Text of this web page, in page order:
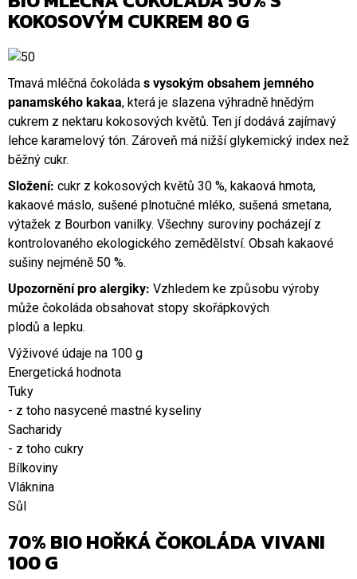
KOKOSOVÝM CUKREM 80 G
Tmavá mléčná čokoláda s vysokým obsahem jemného
panamského kakaa, která je slazena výhradně hnědým
cukrem z nektaru kokosových květů. Ten jí dodává zajímavý
lehce karamelový tón. Zároveň má nižší glykemický index než
běžný cukr.
Složení: cukr z kokosových květů 30 %, kakaová hmota,
kakaové máslo, sušené plnotučné mléko, sušená smetana,
výtažek z Bourbon vanilky. Všechny suroviny pocházejí z
kontrolovaného ekologického zemědělství. Obsah kakaové
sušiny nejméně 50 %.
Upozornění pro alergiky: Vzhledem ke způsobu výroby
může čokoláda obsahovat stopy skořápkových
plodů a lepku.
Výživové údaje na 100 g
Energetická hodnota
Tuky
- z toho nasycené mastné kyseliny
Sacharidy
- z toho cukry
Bílkoviny
Vláknina
Sůl
70% BIO HOŘKÁ ČOKOLÁDA VIVANI
100 G